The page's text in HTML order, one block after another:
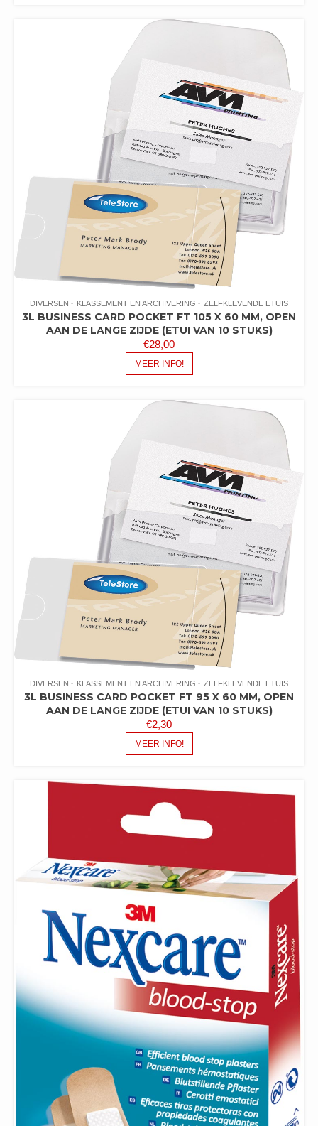
DIVERSEN KLASSEMENT EN ARCHIVERING ZELFKLEVENDE ETUIS
3L BUSINESS CARD POCKET FT 105 X 60 MM, OPEN
AAN DE LANGE ZIJDE (ETUI VAN 10 STUKS)
€28,00
MEER INFO!
DIVERSEN KLASSEMENT EN ARCHIVERING ZELFKLEVENDE ETUIS
3L BUSINESS CARD POCKET FT 95 X 60 MM, OPEN
AAN DE LANGE ZIJDE (ETUI VAN 10 STUKS)
€2,30
MEER INFO!